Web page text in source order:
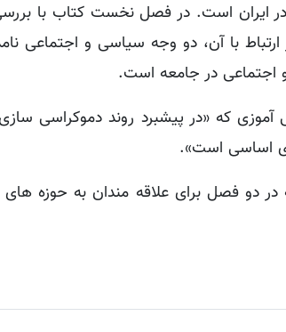
ایران است. در فصل نخست کتاب با
با آن، دو وجه سیاسی و
اجتماعی در جامعه‌ است.
که «در پیشبرد روند دموکراسی
اساسی است».
در دو فصل برای علاقه مندان به حوزه